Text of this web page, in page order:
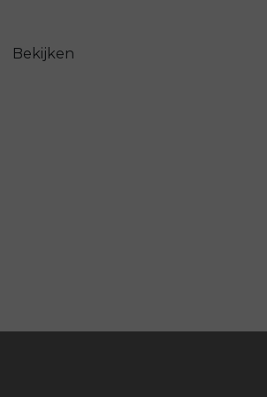
Bekijken